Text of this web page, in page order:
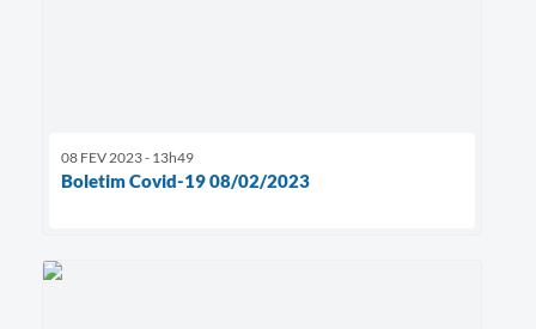
08 FEV 2023 - 13h49
Boletim Covid-19 08/02/2023